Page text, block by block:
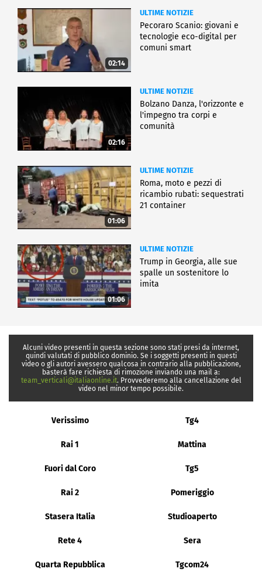
02:14
ULTIME NOTIZIE
Pecoraro Scanio: giovani e
tecnologie eco-digital per
comuni smart
02:16
ULTIME NOTIZIE
Bolzano Danza, l'orizzonte e
l'impegno tra corpi e
comunità
01:06
ULTIME NOTIZIE
Roma, moto e pezzi di
ricambio rubati: sequestrati
21 container
01:06
ULTIME NOTIZIE
Trump in Georgia, alle sue
spalle un sostenitore lo
imita
Alcuni video presenti in questa sezione sono stati presi da internet,
quindi valutati di pubblico dominio. Se i soggetti presenti in questi
video o gli autori avessero qualcosa in contrario alla pubblicazione,
basterà fare richiesta di rimozione inviando una mail a:
team_verticali@italiaonline.it. Provvederemo alla cancellazione del
video nel minor tempo possibile.
Verissimo Tg4
Rai 1 Mattina
Fuori dal Coro Tg5
Rai 2 Pomeriggio
Stasera Italia Studioaperto
Rete 4 Sera
Quarta Repubblica Tgcom24